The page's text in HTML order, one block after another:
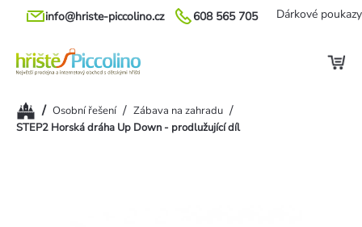
Přejít
608 565 705
info@hriste-piccolino.cz Dárkové poukazy
Domů/ Osobní řešení / Zábava na zahradu /
STEP2 Horská dráha Up Down - prodlužující díl